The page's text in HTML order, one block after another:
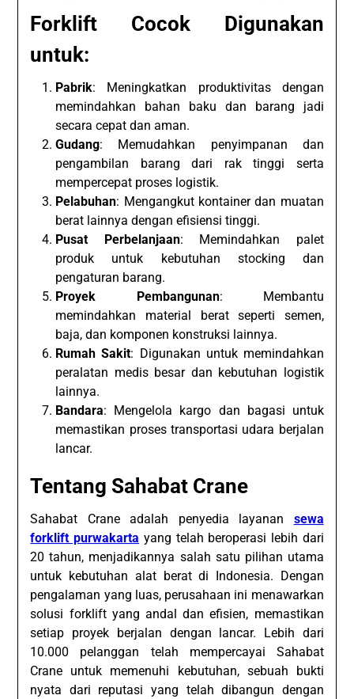
Forklift Cocok Digunakan
untuk:
Pabrik: Meningkatkan produktivitas dengan
memindahkan bahan baku dan barang jadi
secara cepat dan aman.
Gudang: Memudahkan penyimpanan dan
pengambilan barang dari rak tinggi serta
mempercepat proses logistik.
Pelabuhan: Mengangkut kontainer dan muatan
berat lainnya dengan efisiensi tinggi.
Pusat Perbelanjaan: Memindahkan palet
produk untuk kebutuhan stocking dan
pengaturan barang.
Proyek Pembangunan: Membantu
memindahkan material berat seperti semen,
baja, dan komponen konstruksi lainnya.
Rumah Sakit: Digunakan untuk memindahkan
peralatan medis besar dan kebutuhan logistik
lainnya.
Bandara: Mengelola kargo dan bagasi untuk
memastikan proses transportasi udara berjalan
lancar.
Tentang Sahabat Crane
Sahabat Crane adalah penyedia layanan sewa
forklift purwakarta yang telah beroperasi lebih dari
20 tahun, menjadikannya salah satu pilihan utama
untuk kebutuhan alat berat di Indonesia. Dengan
pengalaman yang luas, perusahaan ini menawarkan
solusi forklift yang andal dan efisien, memastikan
setiap proyek berjalan dengan lancar. Lebih dari
10.000 pelanggan telah mempercayai Sahabat
Crane untuk memenuhi kebutuhan, sebuah bukti
nyata dari reputasi yang telah dibangun dengan